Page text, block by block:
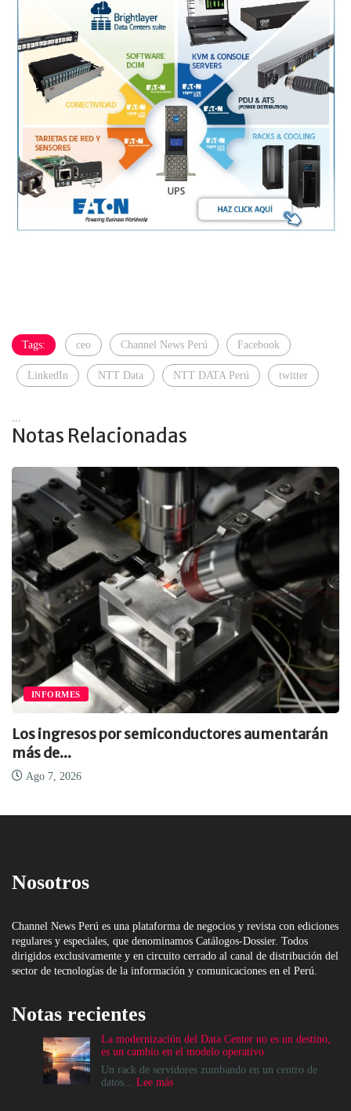
Tags: ceo Channel News Perú Facebook
LinkedIn NTT Data NTT DATA Perú twitter
Notas Relacionadas
INFORMES
Los ingresos por semiconductores aumentarán
más de...
Ago 7, 2026
Nosotros
Channel News Perú es una plataforma de negocios y revista con ediciones
regulares y especiales, que denominamos Catálogos-Dossier. Todos
dirigidos exclusivamente y en circuito cerrado al canal de distribución del
sector de tecnologías de la información y comunicaciones en el Perú.
Notas recientes
La modernización del Data Center no es un destino,
es un cambio en el modelo operativo
Un rack de servidores zumbando en un centro de
datos... Lee más: